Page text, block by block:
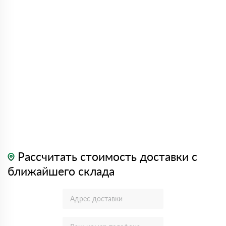
Рассчитать стоимость доставки с
ближайшего склада